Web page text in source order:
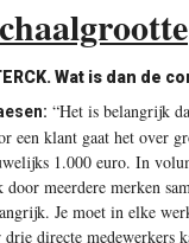
Wat is dan de
“Het is belangrijk
een klant gaat het over
1.000 euro. In
door meerdere merken
Je moet in elke
drie directe medewerkers